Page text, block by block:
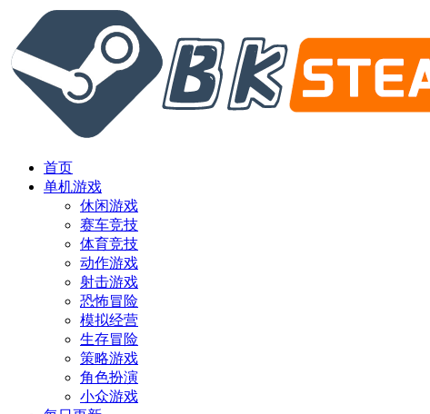
首页
单机游戏
休闲游戏
赛车竞技
体育竞技
动作游戏
射击游戏
恐怖冒险
模拟经营
生存冒险
策略游戏
角色扮演
小众游戏